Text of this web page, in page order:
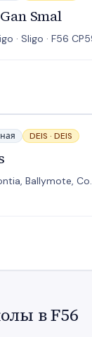
Smal
· Sligo · F56
DEIS · DEIS
Ballymote, Co.
в F56